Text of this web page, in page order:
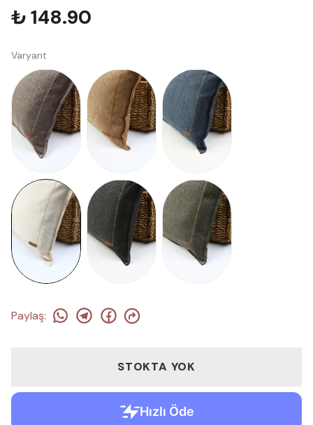
₺ 148.90
Varyant
Paylaş:
STOKTA YOK